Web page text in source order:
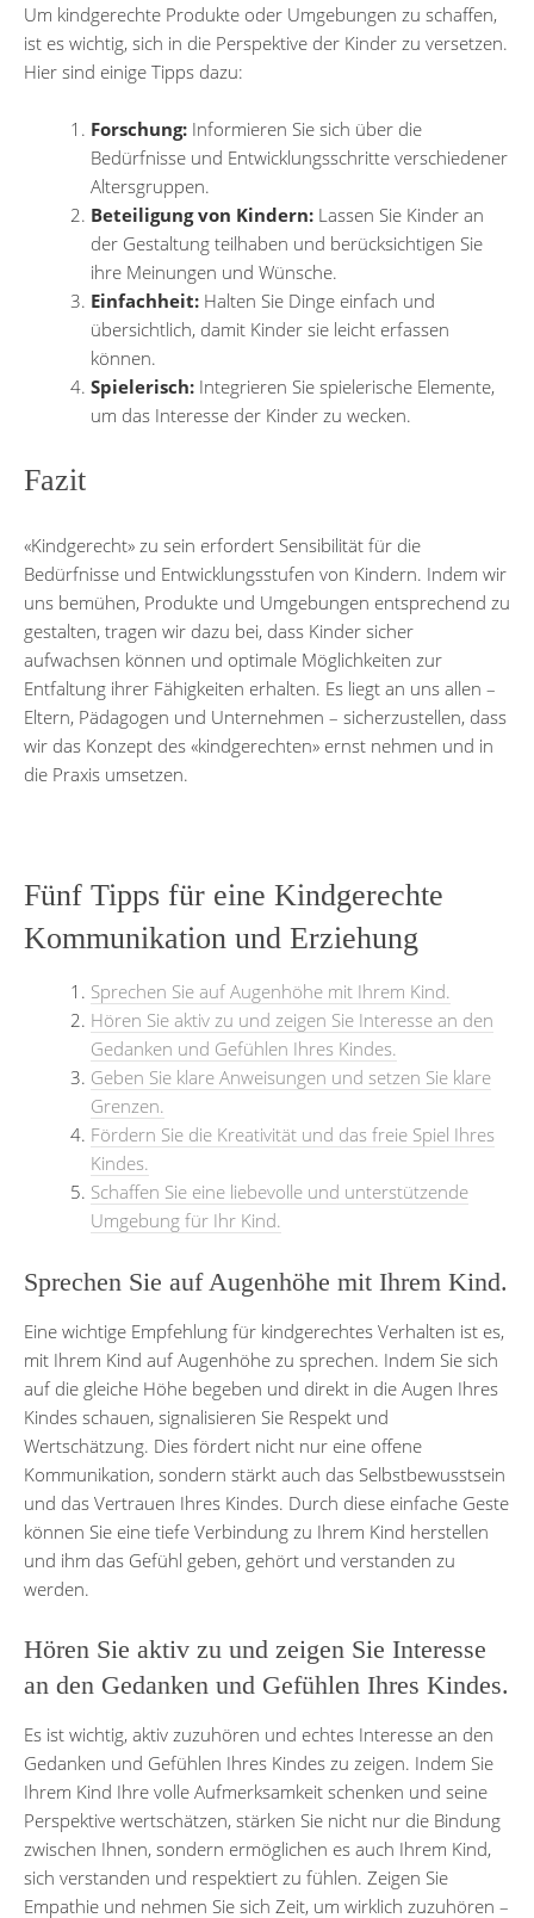
Um kindgerechte Produkte oder Umgebungen zu schaffen,
ist es wichtig, sich in die Perspektive der Kinder zu versetzen.
Hier sind einige Tipps dazu:
Forschung: Informieren Sie sich über die
Bedürfnisse und Entwicklungsschritte verschiedener
Altersgruppen.
Beteiligung von Kindern: Lassen Sie Kinder an
der Gestaltung teilhaben und berücksichtigen Sie
ihre Meinungen und Wünsche.
Einfachheit: Halten Sie Dinge einfach und
übersichtlich, damit Kinder sie leicht erfassen
können.
Spielerisch: Integrieren Sie spielerische Elemente,
um das Interesse der Kinder zu wecken.
Fazit
«Kindgerecht» zu sein erfordert Sensibilität für die
Bedürfnisse und Entwicklungsstufen von Kindern. Indem wir
uns bemühen, Produkte und Umgebungen entsprechend zu
gestalten, tragen wir dazu bei, dass Kinder sicher
aufwachsen können und optimale Möglichkeiten zur
Entfaltung ihrer Fähigkeiten erhalten. Es liegt an uns allen –
Eltern, Pädagogen und Unternehmen – sicherzustellen, dass
wir das Konzept des «kindgerechten» ernst nehmen und in
die Praxis umsetzen.
Fünf Tipps für eine Kindgerechte
Kommunikation und Erziehung
Sprechen Sie auf Augenhöhe mit Ihrem Kind.
Hören Sie aktiv zu und zeigen Sie Interesse an den
Gedanken und Gefühlen Ihres Kindes.
Geben Sie klare Anweisungen und setzen Sie klare
Grenzen.
Fördern Sie die Kreativität und das freie Spiel Ihres
Kindes.
Schaffen Sie eine liebevolle und unterstützende
Umgebung für Ihr Kind.
Sprechen Sie auf Augenhöhe mit Ihrem Kind.
Eine wichtige Empfehlung für kindgerechtes Verhalten ist es,
mit Ihrem Kind auf Augenhöhe zu sprechen. Indem Sie sich
auf die gleiche Höhe begeben und direkt in die Augen Ihres
Kindes schauen, signalisieren Sie Respekt und
Wertschätzung. Dies fördert nicht nur eine offene
Kommunikation, sondern stärkt auch das Selbstbewusstsein
und das Vertrauen Ihres Kindes. Durch diese einfache Geste
können Sie eine tiefe Verbindung zu Ihrem Kind herstellen
und ihm das Gefühl geben, gehört und verstanden zu
werden.
Hören Sie aktiv zu und zeigen Sie Interesse
an den Gedanken und Gefühlen Ihres Kindes.
Es ist wichtig, aktiv zuzuhören und echtes Interesse an den
Gedanken und Gefühlen Ihres Kindes zu zeigen. Indem Sie
Ihrem Kind Ihre volle Aufmerksamkeit schenken und seine
Perspektive wertschätzen, stärken Sie nicht nur die Bindung
zwischen Ihnen, sondern ermöglichen es auch Ihrem Kind,
sich verstanden und respektiert zu fühlen. Zeigen Sie
Empathie und nehmen Sie sich Zeit, um wirklich zuzuhören –